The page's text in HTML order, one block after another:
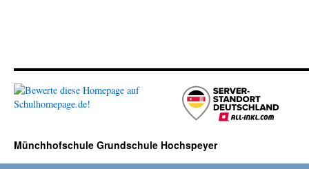
Münchhofschule Grundschule Hochspeyer